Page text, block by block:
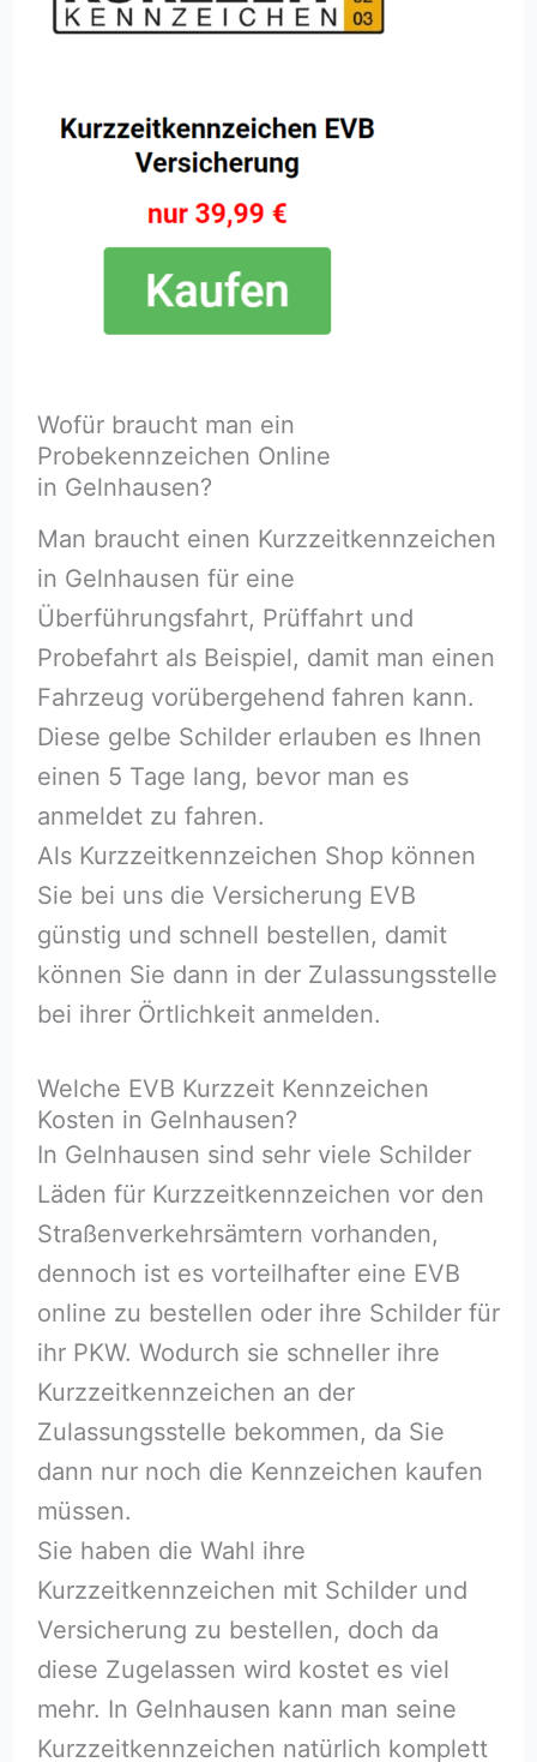
Wofür braucht man ein
Probekennzeichen Online
in Gelnhausen?
Man braucht einen Kurzzeitkennzeichen
in Gelnhausen für eine
Überführungsfahrt, Prüffahrt und
Probefahrt als Beispiel, damit man einen
Fahrzeug vorübergehend fahren kann.
Diese gelbe Schilder erlauben es Ihnen
einen 5 Tage lang, bevor man es
anmeldet zu fahren.
Als Kurzzeitkennzeichen Shop können
Sie bei uns die Versicherung EVB
günstig und schnell bestellen, damit
können Sie dann in der Zulassungsstelle
bei ihrer Örtlichkeit anmelden.
Welche EVB Kurzzeit Kennzeichen
Kosten in Gelnhausen?
In Gelnhausen sind sehr viele Schilder
Läden für Kurzzeitkennzeichen vor den
Straßenverkehrsämtern vorhanden,
dennoch ist es vorteilhafter eine EVB
online zu bestellen oder ihre Schilder für
ihr PKW. Wodurch sie schneller ihre
Kurzzeitkennzeichen an der
Zulassungsstelle bekommen, da Sie
dann nur noch die Kennzeichen kaufen
müssen.
Sie haben die Wahl ihre
Kurzzeitkennzeichen mit Schilder und
Versicherung zu bestellen, doch da
diese Zugelassen wird kostet es viel
mehr. In Gelnhausen kann man seine
Kurzzeitkennzeichen natürlich komplett